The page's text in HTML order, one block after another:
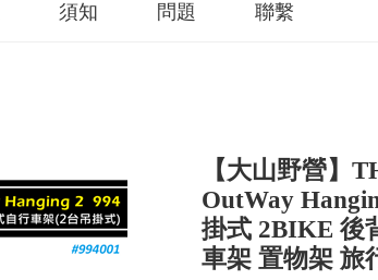
須知 問題 聯繫
【大山野營】
OutWay
掛式 2BIKE 後
車架 置物架 旅